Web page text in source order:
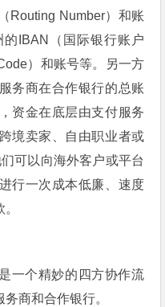
Routing Number）和账
的IBAN（国际银行账户
）和账号等。另一方
务商在合作银行的总账
资金在底层由支付服务
境卖家、自由职业者或
可以向海外客户或平台
行一次成本低廉、速度
一个精妙的四方协作流
商和合作银行。